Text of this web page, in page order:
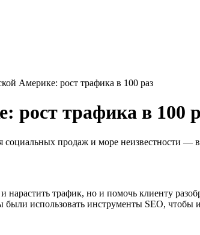
Америке: рост трафика в 100 раз
рост трафика в 100
продаж и море неизвестности ―
нарастить трафик, но и помочь клиенту
использовать инструменты SEO, чтобы